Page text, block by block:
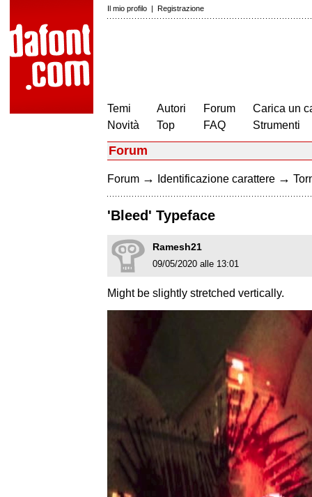
Il mio profilo | Registrazione
Temi
Novità
Autori
Top
Forum
FAQ
Carica un
Strumenti
Forum
Forum → Identificazione carattere →
'Bleed' Typeface
Ramesh21
09/05/2020 alle 13:01
Might be slightly stretched vertically.